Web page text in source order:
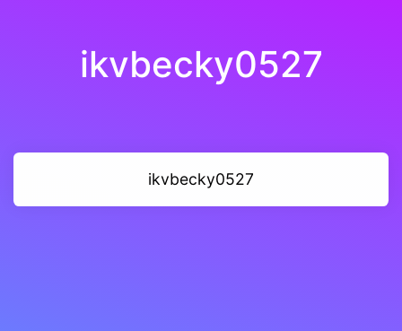
ikvbecky0527
ikvbecky0527